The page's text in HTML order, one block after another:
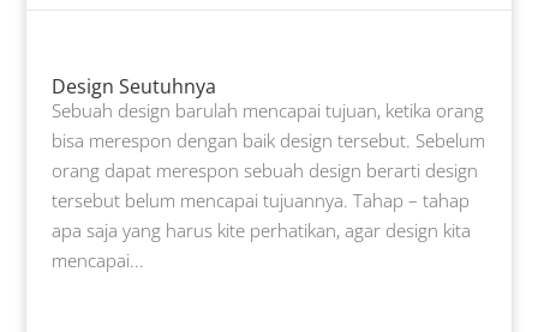
Design Seutuhnya
Sebuah design barulah mencapai tujuan, ketika orang
bisa merespon dengan baik design tersebut. Sebelum
orang dapat merespon sebuah design berarti design
tersebut belum mencapai tujuannya. Tahap – tahap
apa saja yang harus kite perhatikan, agar design kita
mencapai...